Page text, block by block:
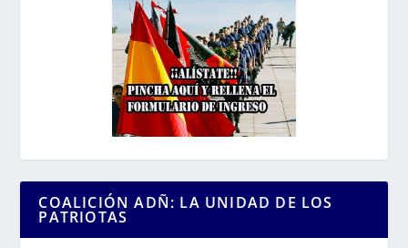
COALICIÓN ADÑ: LA UNIDAD DE LOS
PATRIOTAS